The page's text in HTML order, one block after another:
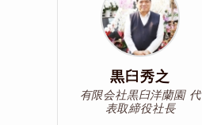
黒臼秀之
有限会社黒臼洋蘭園 代
表取締役社長